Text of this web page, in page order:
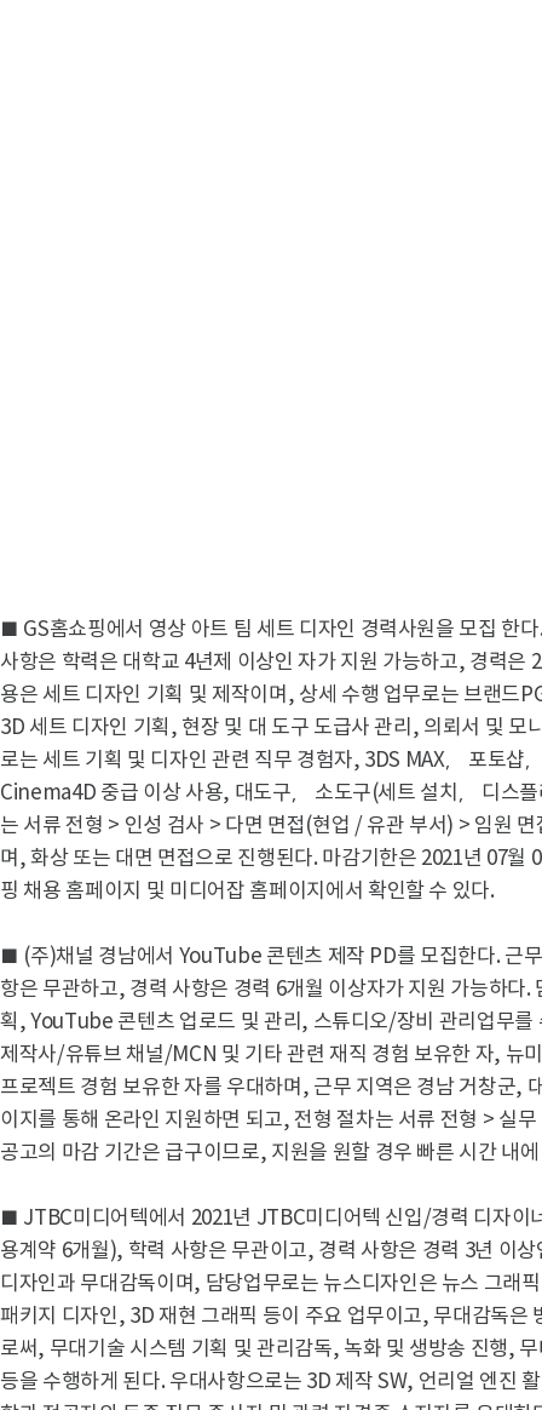
■ GS홈쇼핑에서 영상 아트 팀 세트 디자인 경력사원을 모집 한
사항은 학력은 대학교 4년제 이상인 자가 지원 가능하고, 경력은
용은 세트 디자인 기획 및 제작이며, 상세 수행 업무로는 브랜드
3D 세트 디자인 기획, 현장 및 대 도구 도급사 관리, 의뢰서 및 모
로는 세트 기획 및 디자인 관련 직무 경험자, 3DS MAX， 포토샵
Cinema4D 중급 이상 사용, 대도구， 소도구(세트 설치， 디스
는 서류 전형 > 인성 검사 > 다면 면접(현업 / 유관 부서) > 임원
며, 화상 또는 대면 면접으로 진행된다. 마감기한은 2021년 07월
핑 채용 홈페이지 및 미디어잡 홈페이지에서 확인할 수 있다.
■ (주)채널 경남에서 YouTube 콘텐츠 제작 PD를 모집한다. 근
항은 무관하고, 경력 사항은 경력 6개월 이상자가 지원 가능하다
획, YouTube 콘텐츠 업로드 및 관리, 스튜디오/장비 관리업무
제작사/유튜브 채널/MCN 및 기타 관련 재직 경험 보유한 자, 뉴
프로젝트 경험 보유한 자를 우대하며, 근무 지역은 경남 거창군,
이지를 통해 온라인 지원하면 되고, 전형 절차는 서류 전형 > 실
공고의 마감 기간은 급구이므로, 지원을 원할 경우 빠른 시간 내
■ JTBC미디어텍에서 2021년 JTBC미디어텍 신입/경력 디자이
용계약 6개월), 학력 사항은 무관이고, 경력 사항은 경력 3년 이
디자인과 무대감독이며, 담당업무로는 뉴스디자인은 뉴스 그래
패키지 디자인, 3D 재현 그래픽 등이 주요 업무이고, 무대감독은
로써, 무대기술 시스템 기획 및 관리감독, 녹화 및 생방송 진행,
등을 수행하게 된다. 우대사항으로는 3D 제작 SW, 언리얼 엔진